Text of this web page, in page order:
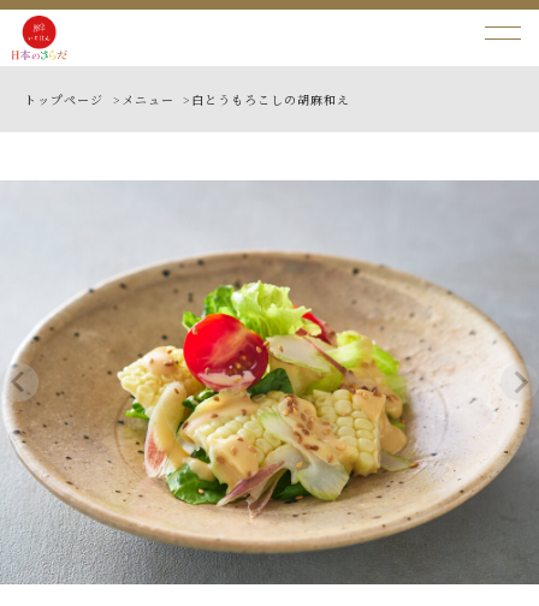
トップページ > メニュー > 白とうもろこしの胡麻和え